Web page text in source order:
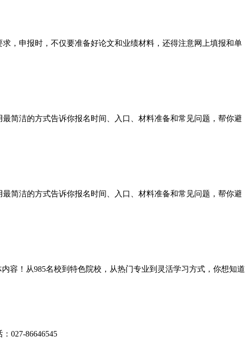
申报时，不仅要准备好论文和业绩材料，还得注意网上填报和单
洁的方式告诉你报名时间、入口、材料准备和常见问题，帮你避
洁的方式告诉你报名时间、入口、材料准备和常见问题，帮你避
！从985名校到特色院校，从热门专业到灵活学习方式，你想知道
027-86646545